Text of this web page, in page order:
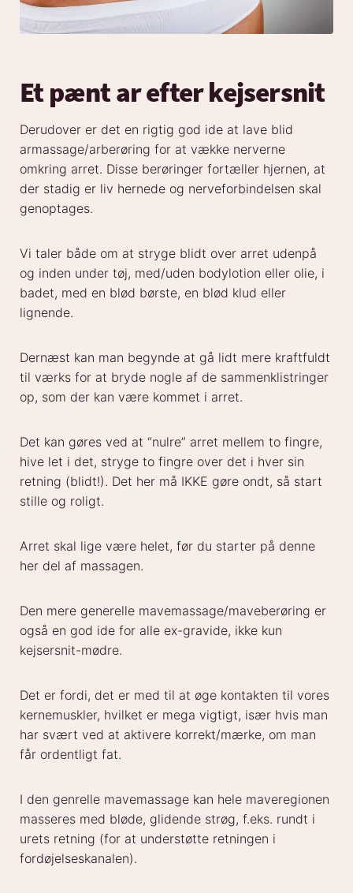
Et pænt ar efter kejsersnit
Derudover er det en rigtig god ide at lave blid
armassage/arberøring for at vække nerverne
omkring arret. Disse berøringer fortæller hjernen, at
der stadig er liv hernede og nerveforbindelsen skal
genoptages.
Vi taler både om at stryge blidt over arret udenpå
og inden under tøj, med/uden bodylotion eller olie, i
badet, med en blød børste, en blød klud eller
lignende.
Dernæst kan man begynde at gå lidt mere kraftfuldt
til værks for at bryde nogle af de sammenklistringer
op, som der kan være kommet i arret.
Det kan gøres ved at “nulre” arret mellem to fingre,
hive let i det, stryge to fingre over det i hver sin
retning (blidt!). Det her må IKKE gøre ondt, så start
stille og roligt.
Arret skal lige være helet, før du starter på denne
her del af massagen.
Den mere generelle mavemassage/maveberøring er
også en god ide for alle ex-gravide, ikke kun
kejsersnit-mødre.
Det er fordi, det er med til at øge kontakten til vores
kernemuskler, hvilket er mega vigtigt, især hvis man
har svært ved at aktivere korrekt/mærke, om man
får ordentligt fat.
I den genrelle mavemassage kan hele maveregionen
masseres med bløde, glidende strøg, f.eks. rundt i
urets retning (for at understøtte retningen i
fordøjelseskanalen).